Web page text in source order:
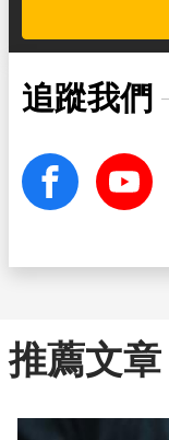
追蹤我們
facebook Youtube
推薦文章